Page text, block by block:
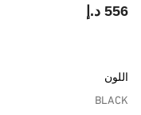
556 د.إ
اللون
BLACK